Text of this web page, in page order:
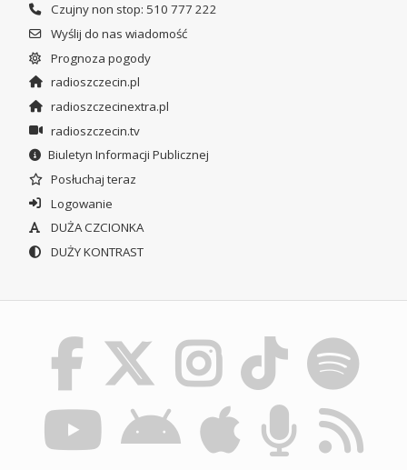
Czujny non stop: 510 777 222
Wyślij do nas wiadomość
Prognoza pogody
radioszczecin.pl
radioszczecinextra.pl
radioszczecin.tv
Biuletyn Informacji Publicznej
Posłuchaj teraz
Logowanie
DUŻA CZCIONKA
DUŻY KONTRAST